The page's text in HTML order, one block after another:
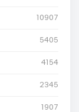
10907
5405
4154
2345
1907